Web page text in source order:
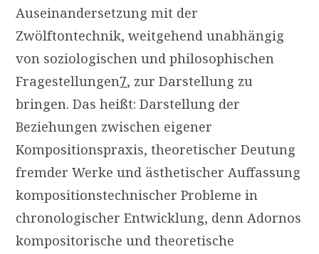
Auseinandersetzung mit der
Zwölftontechnik, weitgehend unabhängig
von soziologischen und philosophischen
Fragestellungen7, zur Darstellung zu
bringen. Das heißt: Darstellung der
Beziehungen zwischen eigener
Kompositionspraxis, theoretischer Deutung
fremder Werke und ästhetischer Auffassung
kompositionstechnischer Probleme in
chronologischer Entwicklung, denn Adornos
kompositorische und theoretische